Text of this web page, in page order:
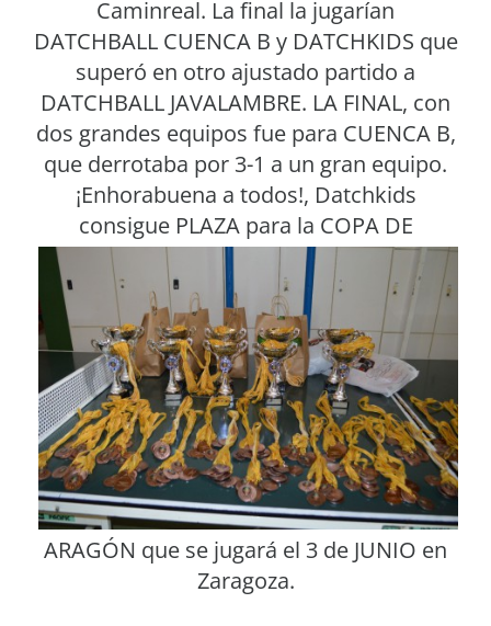
Caminreal. La final la jugarían
DATCHBALL CUENCA B y DATCHKIDS que
superó en otro ajustado partido a
DATCHBALL JAVALAMBRE. LA FINAL, con
dos grandes equipos fue para CUENCA B,
que derrotaba por 3-1 a un gran equipo.
¡Enhorabuena a todos!, Datchkids
consigue PLAZA para la COPA DE
ARAGÓN que se jugará el 3 de JUNIO en
Zaragoza.